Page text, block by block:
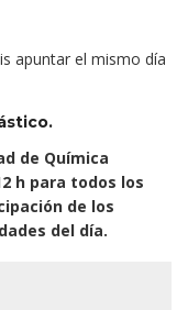
apuntar el mismo día
.
de Química
h para todos los
de los
del día.